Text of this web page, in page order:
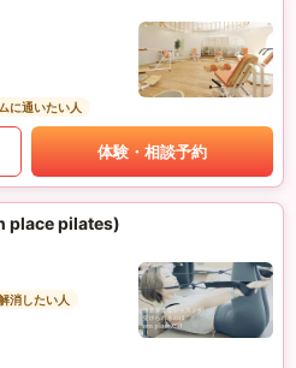
に通いたい人
体験・相談予約
place pilates)
消したい人